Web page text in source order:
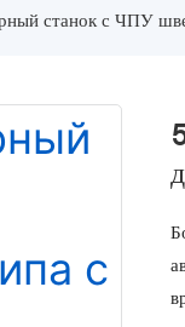
станок с ЧПУ